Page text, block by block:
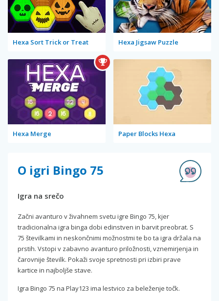
Hexa Sort Trick or Treat Hexa Jigsaw Puzzle
Hexa Merge Paper Blocks Hexa
O igri Bingo 75
Igra na srečo
Začni avanturo v živahnem svetu igre Bingo 75, kjer
tradicionalna igra binga dobi edinstven in barvit preobrat. S
75 številkami in neskončnimi možnostmi te bo ta igra držala na
prstih. Vstopi v zabavno avanturo priložnosti, vznemirjenja in
čarovnije številk. Pokaži svoje spretnosti pri izbiri prave
kartice in najboljše stave.
Igra Bingo 75 na Play123 ima lestvico za beleženje točk.